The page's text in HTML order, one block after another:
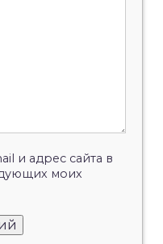
и адрес сайта в
моих